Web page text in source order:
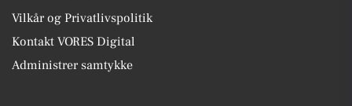
Vilkår og Privatlivspolitik
Kontakt VORES Digital
Administrer samtykke